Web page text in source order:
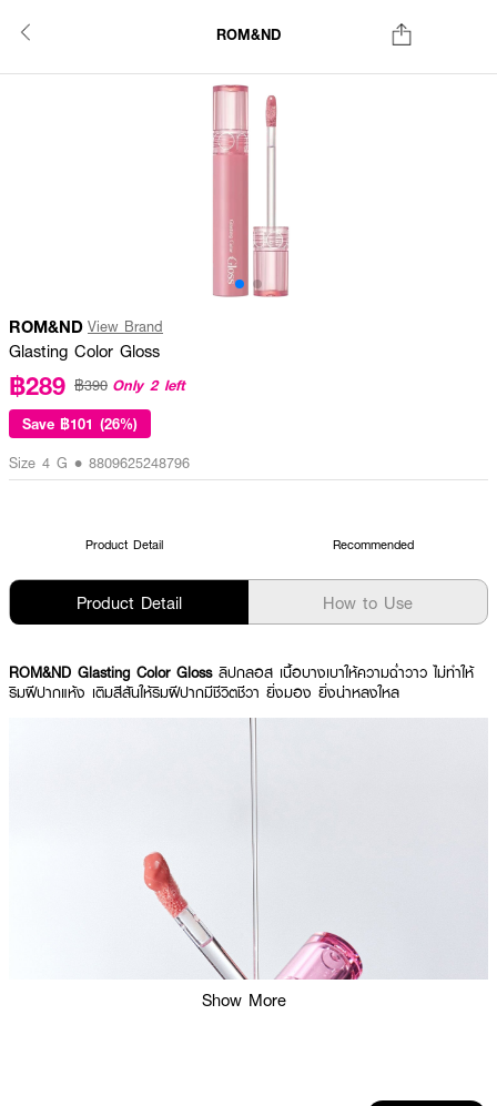
ROM&ND
ROM&ND View Brand
Glasting Color Gloss
฿289 ฿390 Only 2 left
Save ฿101 (26%)
Size 4 G • 8809625248796
Product Detail Recommended
Product Detail How to Use
ROM&ND Glasting Color Gloss ลิปกลอส เนื้อบางเบาให้ความฉ่ำวาว ไม่ทำให้
ริมฝีปากแห้ง เติมสีสันให้ริมฝีปากมีชีวิตชีวา ยิ่งมอง ยิ่งน่าหลงใหล
Show More